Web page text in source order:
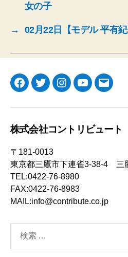
女の子
→ 02月22日【モデル 平有
Facebook
TwitterInstagramYouTube
メ
株式会社コントリビュート
〒181-0013
東京都三鷹市下連雀3-38-4 三
TEL:0422-76-8980
FAX:0422-76-8983
MAIL:info@contribute.co.jp
索